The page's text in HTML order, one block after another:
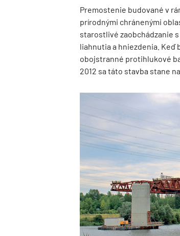
Premostenie budované v
prírodnými chránenými
starostlivé zaobchádzanie
liahnutia a hniezdenia. Keď
obojstranné protihlukové
2012 sa táto stavba stane